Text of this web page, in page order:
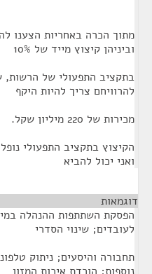
מתוך הכרה באחריות הצענו
וביניהן קיצוץ מייד של 10%
להרוויחם צריך להיות היקף
מכירות של 220 מיליון שקל.
הקיצוץ בתקציב התפעולי
ואני יכול להביא
דוגמאות
הפסקת השתתפות ההנהלה
לעובדים; שינוי הסדרי
תחבורה והיסעים; ניתוק